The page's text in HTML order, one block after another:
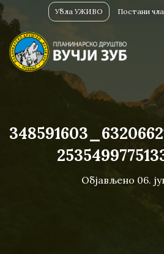
Убла УЖИВО Постани
Објављено 06.